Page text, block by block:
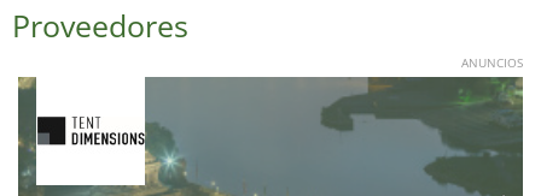
Proveedores
ANUNCIOS